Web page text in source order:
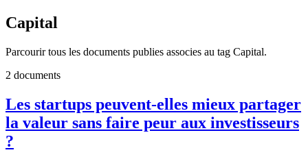
Capital
Parcourir tous les documents publies associes au tag Capital.
2 documents
Les startups peuvent-elles mieux partager
la valeur sans faire peur aux investisseurs
?